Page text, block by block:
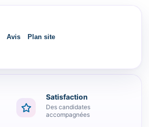
Avis Plan site
Satisfaction
Des candidates
accompagnées